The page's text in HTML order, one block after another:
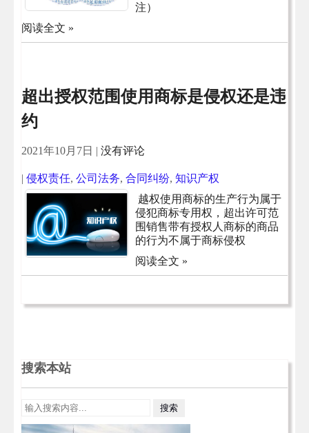
注）
阅读全文 »
超出授权范围使用商标是侵权还是违
约
2021年10月7日 | 没有评论
| 侵权责任, 公司法务, 合同纠纷, 知识产权
越权使用商标的生产行为属于
侵犯商标专用权，超出许可范
围销售带有授权人商标的商品
的行为不属于商标侵权
阅读全文 »
搜索本站